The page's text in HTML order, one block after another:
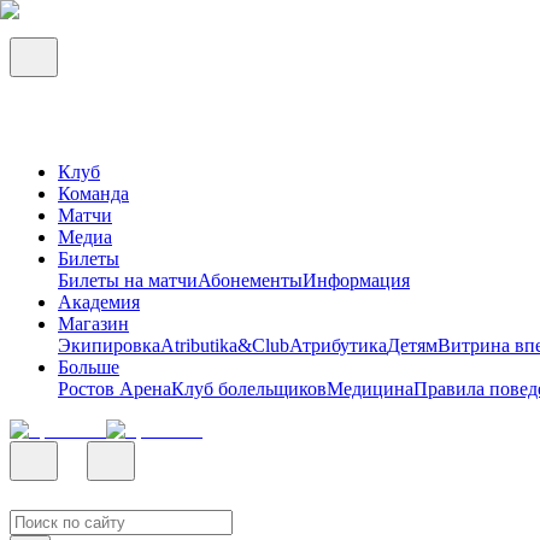
Клуб
Команда
Матчи
Медиа
Билеты
Билеты на матчиАбонементыИнформация
Академия
Магазин
ЭкипировкаAtributika&ClubАтрибутикаДетямВитрина
Больше
Ростов АренаКлуб болельщиковМедицинаПравила